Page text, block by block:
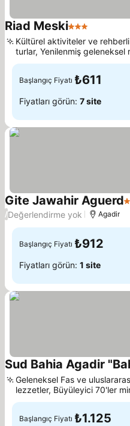
Riad Meski3 Yıldız
Kültürel aktiviteler ve rehberli
turlar, Yenilenmiş geleneksel
Başlangıç Fiyatı ₺611
Fiyatları görün: 7 site
Gite Jawahir Aguerd
/Değerlendirme yok Agadir
Başlangıç Fiyatı ₺912
Fiyatları görün: 1 site
Sud Bahia Agadir
Geleneksel Fas ve
lezzetler, Büyüleyici 70'ler
Başlangıç Fiyatı ₺1.125